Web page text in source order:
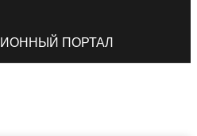
ПОРТАЛ